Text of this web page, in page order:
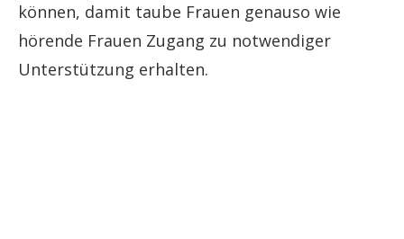
können, damit taube Frauen genauso wie
hörende Frauen Zugang zu notwendiger
Unterstützung erhalten.